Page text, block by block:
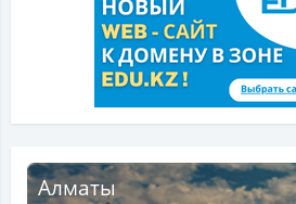
Алматы